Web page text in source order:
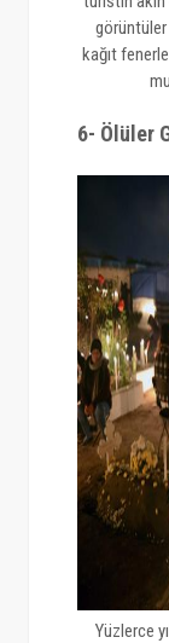
görüntüler
kağıt
6- Ölüler
Yüzlerce